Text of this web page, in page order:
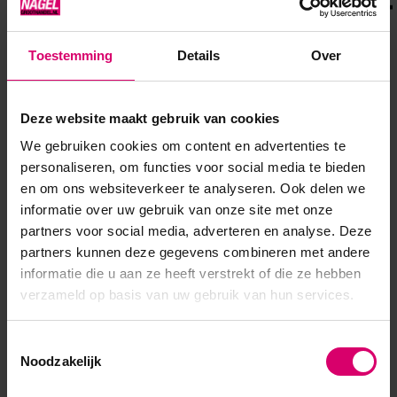
Toestemming Details Over
Deze website maakt gebruik van cookies
We gebruiken cookies om content en advertenties te
personaliseren, om functies voor social media te bieden
en om ons websiteverkeer te analyseren. Ook delen we
informatie over uw gebruik van onze site met onze
partners voor social media, adverteren en analyse. Deze
partners kunnen deze gegevens combineren met andere
informatie die u aan ze heeft verstrekt of die ze hebben
verzameld op basis van uw gebruik van hun services.
Noodzakelijk
Mykored
Mykoredis een gespecialiseerde voetverzorgingslijn die
zich richt op de hygiënische verzorging en bescherming
van huid en nagels, met extra aandacht voor de
teennagels,nagelomgevingen de ruimtes tussen de
tenen—precies de plekken waar vocht, warmte en wrijving
samenkomen en waar voetproblemen vaak beginnen. Binnen
professionele pedicure- en salonomgevingen én voor